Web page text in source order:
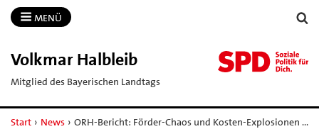
MENÜ
Volkmar Halbleib
Mitglied des Bayerischen Landtags
Start › News › ORH-Bericht: Förder-Chaos und Kosten-Explosionen …